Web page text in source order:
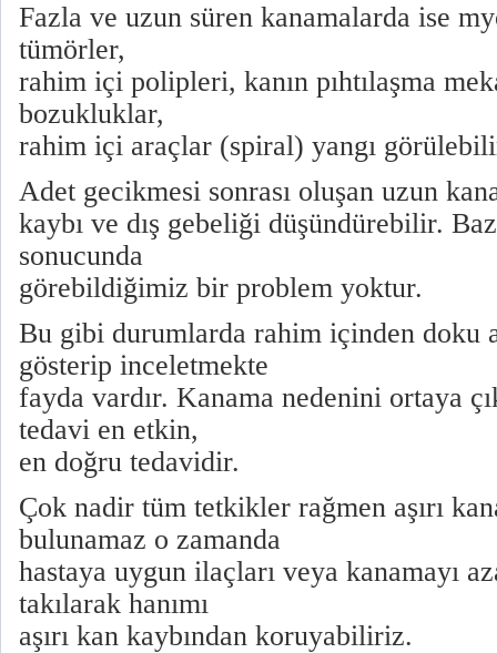
Fazla ve uzun süren kanamalarda ise
tümörler,
rahim içi polipleri, kanın pıhtılaşma
bozukluklar,
rahim içi araçlar (spiral) yangı
Adet gecikmesi sonrası oluşan uzun
kaybı ve dış gebeliği düşündürebilir.
sonucunda
görebildiğimiz bir problem yoktur.
Bu gibi durumlarda rahim içinden doku
gösterip inceletmekte
fayda vardır. Kanama nedenini ortaya
tedavi en etkin,
en doğru tedavidir.
Çok nadir tüm tetkikler rağmen aşırı
bulunamaz o zamanda
hastaya uygun ilaçları veya kanamayı
takılarak hanımı
aşırı kan kaybından koruyabiliriz.